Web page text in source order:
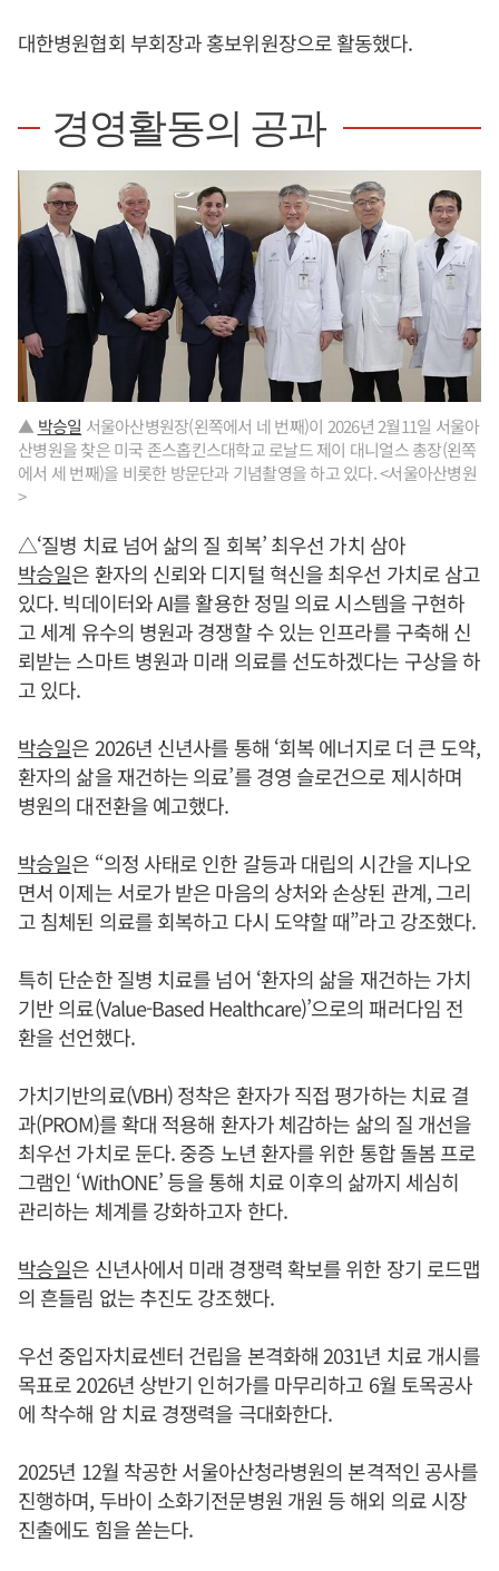
대한병원협회 부회장과 홍보위원장으로 활동했다.
경영활동의 공과
▲ 박승일 서울아산병원장(왼쪽에서 네 번째)이 2026년 2월11일 서울아
산병원을 찾은 미국 존스홉킨스대학교 로날드 제이 대니얼스 총장(왼쪽
에서 세 번째)을 비롯한 방문단과 기념촬영을 하고 있다. <서울아산병원
>
△‘질병 치료 넘어 삶의 질 회복’ 최우선 가치 삼아
박승일은 환자의 신뢰와 디지털 혁신을 최우선 가치로 삼고
있다. 빅데이터와 AI를 활용한 정밀 의료 시스템을 구현하
고 세계 유수의 병원과 경쟁할 수 있는 인프라를 구축해 신
뢰받는 스마트 병원과 미래 의료를 선도하겠다는 구상을 하
고 있다.
박승일은 2026년 신년사를 통해 ‘회복 에너지로 더 큰 도약,
환자의 삶을 재건하는 의료’를 경영 슬로건으로 제시하며
병원의 대전환을 예고했다.
박승일은 “의정 사태로 인한 갈등과 대립의 시간을 지나오
면서 이제는 서로가 받은 마음의 상처와 손상된 관계, 그리
고 침체된 의료를 회복하고 다시 도약할 때”라고 강조했다.
특히 단순한 질병 치료를 넘어 ‘환자의 삶을 재건하는 가치
기반 의료(Value-Based Healthcare)’으로의 패러다임 전
환을 선언했다.
가치기반의료(VBH) 정착은 환자가 직접 평가하는 치료 결
과(PROM)를 확대 적용해 환자가 체감하는 삶의 질 개선을
최우선 가치로 둔다. 중증 노년 환자를 위한 통합 돌봄 프로
그램인 ‘WithONE’ 등을 통해 치료 이후의 삶까지 세심히
관리하는 체계를 강화하고자 한다.
박승일은 신년사에서 미래 경쟁력 확보를 위한 장기 로드맵
의 흔들림 없는 추진도 강조했다.
우선 중입자치료센터 건립을 본격화해 2031년 치료 개시를
목표로 2026년 상반기 인허가를 마무리하고 6월 토목공사
에 착수해 암 치료 경쟁력을 극대화한다.
2025년 12월 착공한 서울아산청라병원의 본격적인 공사를
진행하며, 두바이 소화기전문병원 개원 등 해외 의료 시장
진출에도 힘을 쏟는다.